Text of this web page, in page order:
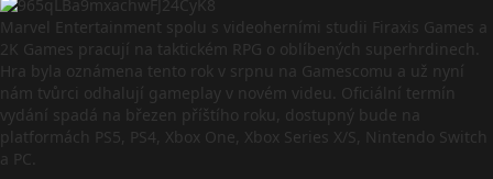
Marvel Entertainment spolu s videoherními studii Firaxis Games a
2K Games pracují na taktickém RPG o oblíbených superhrdinech.
Hra byla oznámena tento rok v srpnu na Gamescomu a už nyní
nám tvůrci odhalují gameplay v novém videu. Oficiální termín
vydání spadá na březen příštího roku, dostupný bude na
platformách PS5, PS4, Xbox One, Xbox Series X/S, Nintendo Switch
a PC.